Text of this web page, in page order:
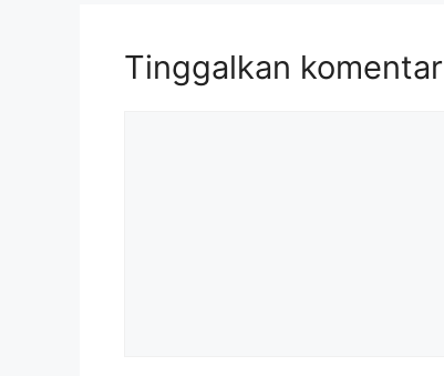
Tinggalkan komentar